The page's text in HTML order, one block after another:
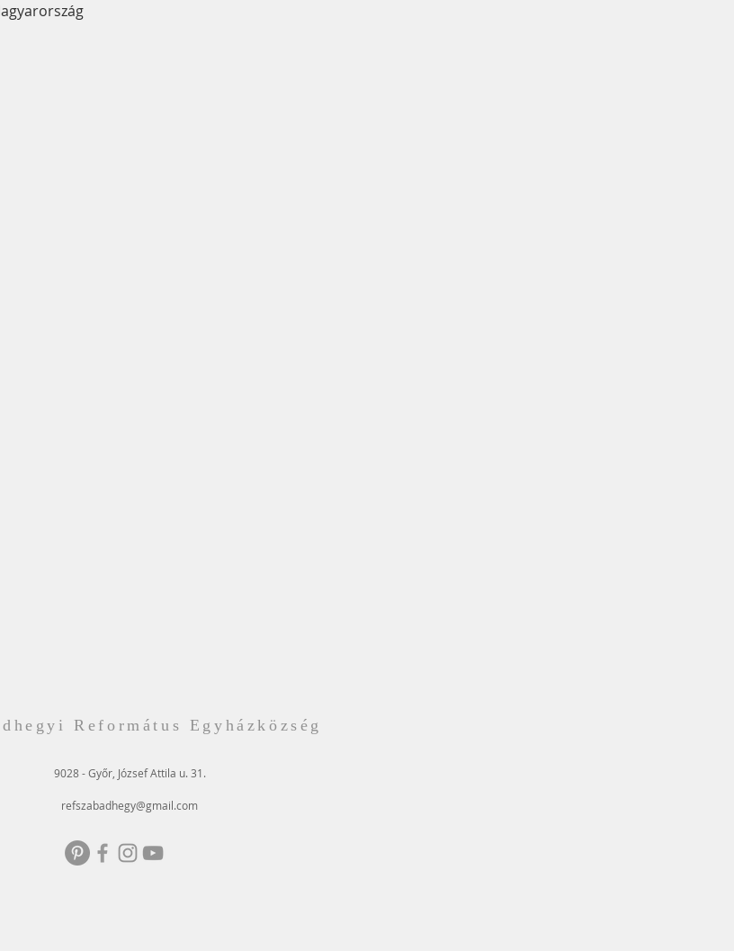
Református Egyházközség
9028 - Győr, József Attila u. 31.
refszabadhegy@gmail.com